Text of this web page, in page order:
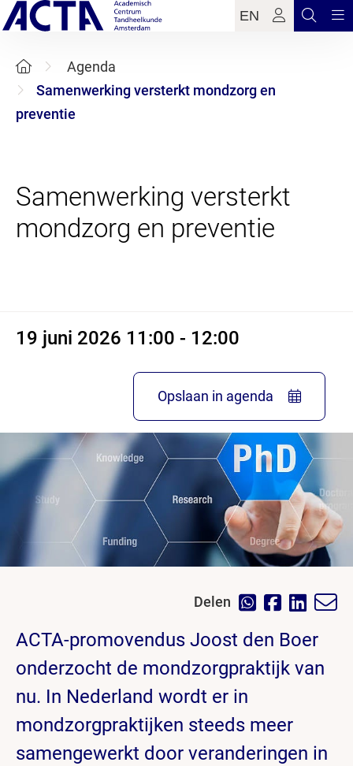
EN
Agenda
Samenwerking versterkt mondzorg en
preventie
Samenwerking versterkt
19 juni 2026 11:00 - 12:00
Opslaan in agenda
Delen
ACTA-promovendus Joost den Boer
onderzocht de mondzorgpraktijk van
nu. In Nederland wordt er in
mondzorgpraktijken steeds meer
samengewerkt door veranderingen in